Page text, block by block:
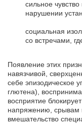
сильное
нарушении
социальная
со встречами,
Появление этих
навязчивой,
себе эпизодическое
глютена),
восприятие
напряжению, срывам
вмешательство